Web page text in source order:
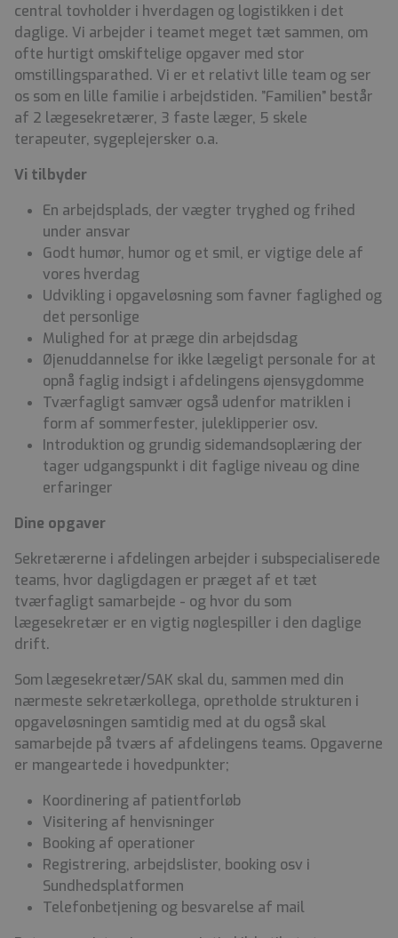
central tovholder i hverdagen og logistikken i det
daglige. Vi arbejder i teamet meget tæt sammen, om
ofte hurtigt omskiftelige opgaver med stor
omstillingsparathed. Vi er et relativt lille team og ser
os som en lille familie i arbejdstiden. ”Familien” består
af 2 lægesekretærer, 3 faste læger, 5 skele
terapeuter, sygeplejersker o.a.
Vi tilbyder
En arbejdsplads, der vægter tryghed og frihed
under ansvar
Godt humør, humor og et smil, er vigtige dele af
vores hverdag
Udvikling i opgaveløsning som favner faglighed og
det personlige
Mulighed for at præge din arbejdsdag
Øjenuddannelse for ikke lægeligt personale for at
opnå faglig indsigt i afdelingens øjensygdomme
Tværfagligt samvær også udenfor matriklen i
form af sommerfester, juleklipperier osv.
Introduktion og grundig sidemandsoplæring der
tager udgangspunkt i dit faglige niveau og dine
erfaringer
Dine opgaver
Sekretærerne i afdelingen arbejder i subspecialiserede
teams, hvor dagligdagen er præget af et tæt
tværfagligt samarbejde - og hvor du som
lægesekretær er en vigtig nøglespiller i den daglige
drift.
Som lægesekretær/SAK skal du, sammen med din
nærmeste sekretærkollega, opretholde strukturen i
opgaveløsningen samtidig med at du også skal
samarbejde på tværs af afdelingens teams. Opgaverne
er mangeartede i hovedpunkter;
Koordinering af patientforløb
Visitering af henvisninger
Booking af operationer
Registrering, arbejdslister, booking osv i
Sundhedsplatformen
Telefonbetjening og besvarelse af mail